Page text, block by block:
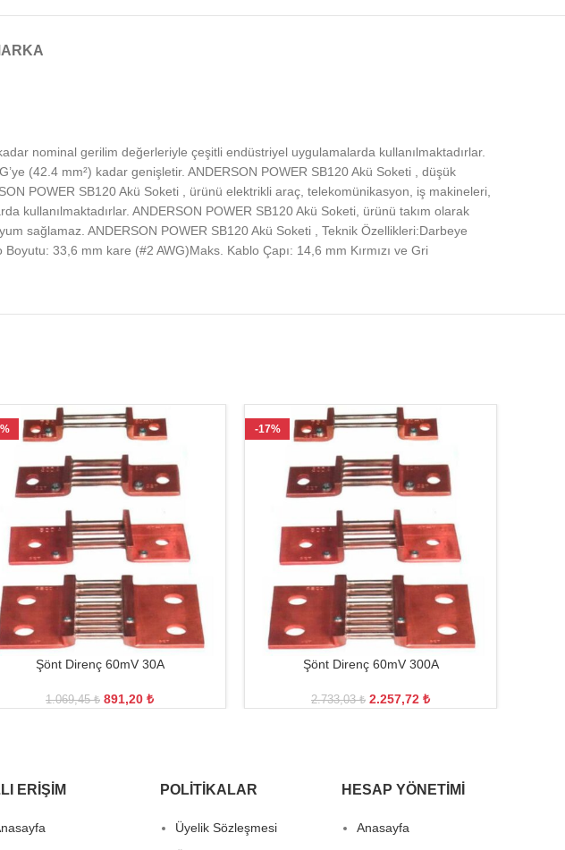
nominal gerilim değerleriyle çeşitli endüstriyel uygulamalarda kullanılmaktadırlar.
(42.4 mm²) kadar genişletir. ANDERSON POWER SB120 Akü Soketi , düşük
POWER SB120 Akü Soketi , ürünü elektrikli araç, telekomünikasyon, iş makineleri,
kullanılmaktadırlar. ANDERSON POWER SB120 Akü Soketi, ürünü takım olarak
sağlamaz. ANDERSON POWER SB120 Akü Soketi , Teknik Özellikleri:Darbeye
33,6 mm kare (#2 AWG)Maks. Kablo Çapı: 14,6 mm Kırmızı ve Gri
Şönt Direnç 60mV 30A
1.069,45₺ 891,20 ₺
-17%
Şönt Direnç 60mV 300A
2.733,03₺ 2.257,72 ₺
ERIŞIM POLITIKALAR
Üyelik Sözleşmesi
HESAP YÖNETIMI
Anasayfa